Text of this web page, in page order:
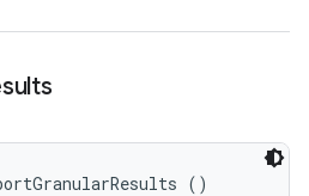
()